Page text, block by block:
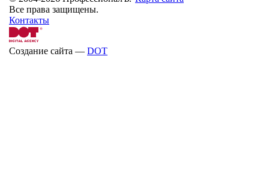
Все права защищены.
Контакты
Создание сайта — DOT